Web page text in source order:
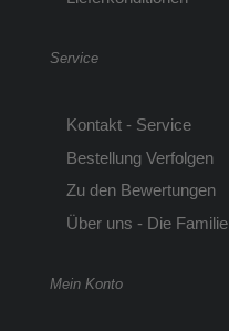
Service
Kontakt - Service
Bestellung Verfolgen
Zu den Bewertungen
Über uns - Die Familie
Mein Konto